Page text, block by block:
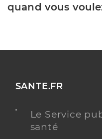
quand vous
SANTE.FR
Le Service
santé